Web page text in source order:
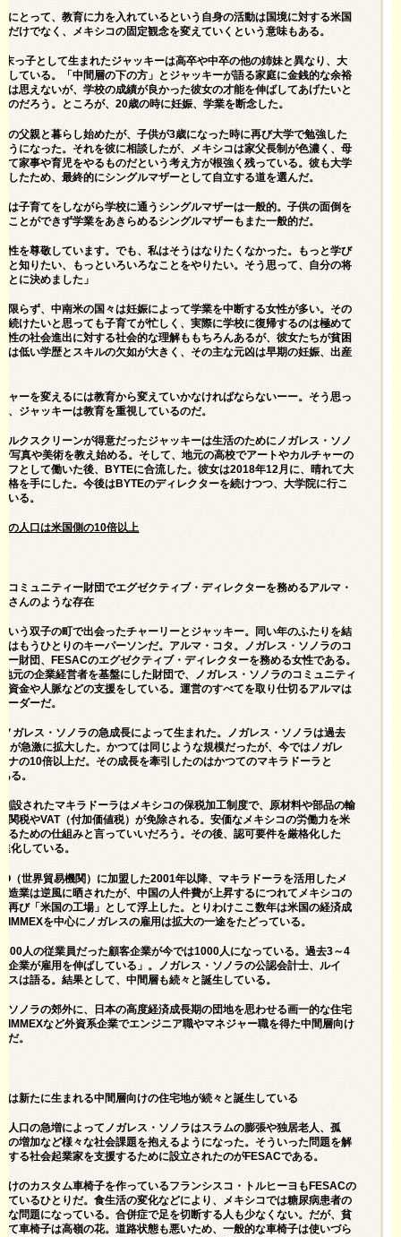
にとって、教育に力を入れているという自身の活動は国境に対する米国
だけでなく、メキシコの固定観念を変えていくという意味もある。
末っ子として生まれたジャッキーは高卒や中卒の他の姉妹と異なり、大
している。「中間層の下の方」とジャッキーが語る家庭に金銭的な余裕
は思えないが、学校の成績が良かった彼女の才能を伸ばしてあげたいと
のだろう。ところが、20歳の時に妊娠、学業を断念した。
の父親と暮らし始めたが、子供が3歳になった時に再び大学で勉強した
うになった。それを彼に相談したが、メキシコは家父長制が色濃く、母
て家事や育児をやるものだという考え方が根強く残っている。彼も大学
したため、最終的にシングルマザーとして自立する道を選んだ。
は子育てをしながら学校に通うシングルマザーは一般的。子供の面倒を
ことができず学業をあきらめるシングルマザーもまた一般的だ。
性を尊敬しています。でも、私はそうはなりたくなかった。もっと学び
と知りたい、もっといろいろなことをやりたい。そう思って、自分の将
とに決めました」
限らず、中南米の国々は妊娠によって学業を中断する女性が多い。その
続けたいと思っても子育てが忙しく、実際に学校に復帰するのは極めて
性の社会進出に対する社会的な理解ももちろんあるが、彼女たちが貧困
は低い学歴とスキルの欠如が大きく、その主な元凶は早期の妊娠、出産
ャーを変えるには教育から変えていかなければならないーー。そう思っ
、ジャッキーは教育を重視しているのだ。
ルクスクリーンが得意だったジャッキーは生活のためにノガレス・ソノ
写真や美術を教え始める。そして、地元の高校でアートやカルチャーの
フとして働いた後、BYTEに合流した。彼女は2018年12月に、晴れて大
格を手にした。今後はBYTEのディレクターを続けつつ、大学院に行こ
いる。
の人口は米国側の10倍以上
コミュニティー財団でエグゼクティブ・ディレクターを務めるアルマ・
さんのような存在
いう双子の町で出会ったチャーリーとジャッキー。同い年のふたりを結
はもうひとりのキーパーソンだ。アルマ・コタ。ノガレス・ソノラのコ
ー財団、FESACのエグゼクティブ・ディレクターを務める女性である。
元の企業経営者を基盤にした財団で、ノガレス・ソノラのコミュニティ
資金や人脈などの支援をしている。運営のすべてを取り仕切るアルマは
ーダーだ。
ガレス・ソノラの急成長によって生まれた。ノガレス・ソノラは過去
が急激に拡大した。かつては同じような規模だったが、今ではノガレ
ナの10倍以上だ。その成長を牽引したのはかつてのマキラドーラと
る。
設されたマキラドーラはメキシコの保税加工制度で、原材料や部品の輸
関税やVAT（付加価値税）が免除される。安価なメキシコの労働力を米
るための仕組みと言っていいだろう。その後、認可要件を厳格化した
化している。
（世界貿易機関）に加盟した2001年以降、マキラドーラを活用したメ
造業は逆風に晒されたが、中国の人件費が上昇するにつれてメキシコの
再び「米国の工場」として浮上した。とりわけここ数年は米国の経済成
IMMEXを中心にノガレスの雇用は拡大の一途をたどっている。
300人の従業員だった顧客企業が今では1000人になっている。過去3～4
企業が雇用を伸ばしている」。ノガレス・ソノラの公認会計士、ルイ
スは語る。結果として、中間層も続々と誕生している。
ソノラの郊外に、日本の高度経済成長期の団地を思わせる画一的な住宅
IMMEXなど外資系企業でエンジニア職やマネジャー職を得た中間層向け
だ。
は新たに生まれる中間層向けの住宅地が続々と誕生している
人口の急増によってノガレス・ソノラはスラムの膨張や独居老人、孤
の増加など様々な社会課題を抱えるようになった。そういった問題を解
する社会起業家を支援するために設立されたのがFESACである。
けのカスタム車椅子を作っているフランシスコ・トルヒーヨもFESACの
ているひとりだ。食生活の変化などにより、メキシコでは糖尿病患者の
な問題になっている。合併症で足を切断する人も少なくない。だが、貧
て車椅子は高嶺の花。道路状態も悪いため、一般的な車椅子は使いづら